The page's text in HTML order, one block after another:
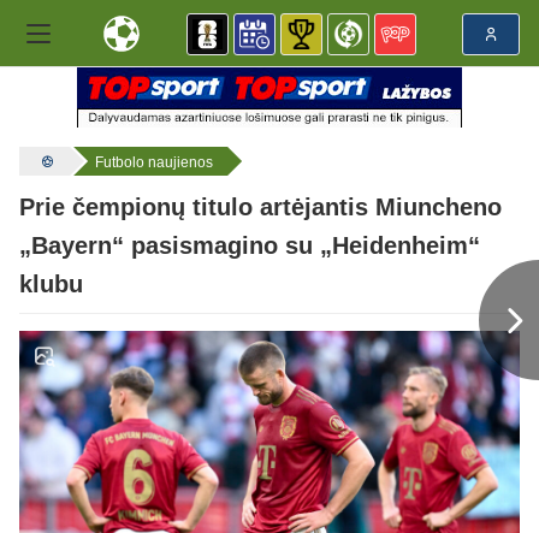
Futbolo naujienos
Prie čempionų titulo artėjantis Miuncheno
„Bayern“ pasismagino su „Heidenheim“
klubu